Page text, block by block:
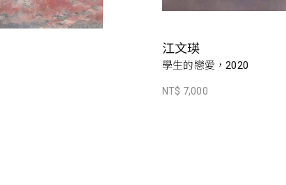
江文瑛
學生的戀愛，2020
NT$ 7,000